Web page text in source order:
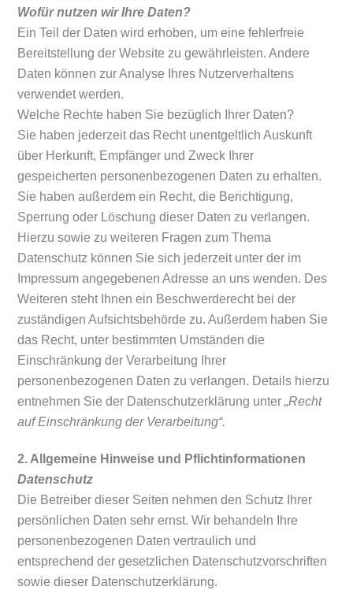
Wofür nutzen wir Ihre Daten?
Ein Teil der Daten wird erhoben, um eine fehlerfreie
Bereitstellung der Website zu gewährleisten. Andere
Daten können zur Analyse Ihres Nutzerverhaltens
verwendet werden.
Welche Rechte haben Sie bezüglich Ihrer Daten?
Sie haben jederzeit das Recht unentgeltlich Auskunft
über Herkunft, Empfänger und Zweck Ihrer
gespeicherten personenbezogenen Daten zu erhalten.
Sie haben außerdem ein Recht, die Berichtigung,
Sperrung oder Löschung dieser Daten zu verlangen.
Hierzu sowie zu weiteren Fragen zum Thema
Datenschutz können Sie sich jederzeit unter der im
Impressum angegebenen Adresse an uns wenden. Des
Weiteren steht Ihnen ein Beschwerderecht bei der
zuständigen Aufsichtsbehörde zu. Außerdem haben Sie
das Recht, unter bestimmten Umständen die
Einschränkung der Verarbeitung Ihrer
personenbezogenen Daten zu verlangen. Details hierzu
entnehmen Sie der Datenschutzerklärung unter„Recht
auf Einschränkung der Verarbeitung“.
2. Allgemeine Hinweise und Pflichtinformationen
Datenschutz
Die Betreiber dieser Seiten nehmen den Schutz Ihrer
persönlichen Daten sehr ernst. Wir behandeln Ihre
personenbezogenen Daten vertraulich und
entsprechend der gesetzlichen Datenschutzvorschriften
sowie dieser Datenschutzerklärung.